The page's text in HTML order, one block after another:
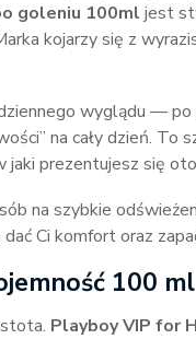
goleniu 100ml jest
kojarzy się z
wyglądu —
na cały dzień. To
jaki prezentujesz się
na szybkie
Ci komfort oraz
100 ml
Playboy VIP for